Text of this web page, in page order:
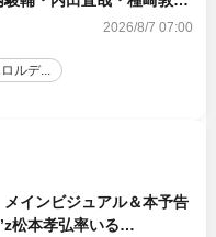
声優陣が集結！2026/8/7 07:00
ルデ...
インビジュアル＆本予告
松本孝弘率いる